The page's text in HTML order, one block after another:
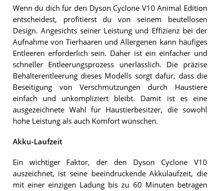
Wenn du dich für den Dyson Cyclone V10 Animal Edition
entscheidest, profitierst du von seinem beutellosen
Design. Angesichts seiner Leistung und Effizienz bei der
Aufnahme von Tierhaaren und Allergenen kann häufiges
Entleeren erforderlich sein. Daher ist ein einfacher und
schneller Entleerungsprozess unerlässlich. Die präzise
Behälterentleerung dieses Modells sorgt dafür, dass die
Beseitigung von Verschmutzungen durch Haustiere
einfach und unkompliziert bleibt. Damit ist es eine
ausgezeichnete Wahl für Haustierbesitzer, die sowohl
hohe Leistung als auch Komfort wünschen.
Akku-Laufzeit
Ein wichtiger Faktor, der den Dyson Cyclone V10
auszeichnet, ist seine beeindruckende Akkulaufzeit, die
mit einer einzigen Ladung bis zu 60 Minuten betragen